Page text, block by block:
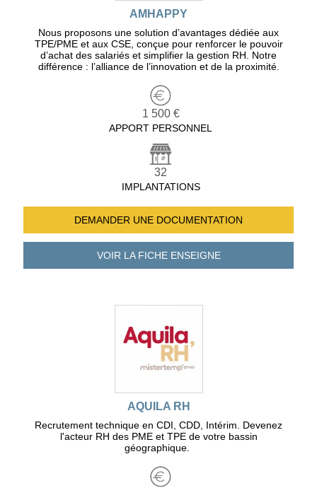
AMHAPPY
Nous proposons une solution d’avantages dédiée aux
TPE/PME et aux CSE, conçue pour renforcer le pouvoir
d’achat des salariés et simplifier la gestion RH. Notre
différence : l’alliance de l’innovation et de la proximité.
1 500 €
APPORT PERSONNEL
32
IMPLANTATIONS
DEMANDER UNE DOCUMENTATION
VOIR LA FICHEENSEIGNE
AQUILA RH
Recrutement technique en CDI, CDD, Intérim. Devenez
l'acteur RH des PME et TPE de votre bassin
géographique.